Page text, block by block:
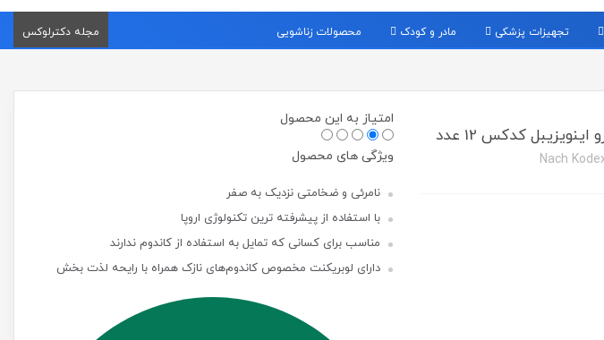
تجهیزات پزشکی مادر و کودک محصولات زناشویی مجله دکترلوکس
کدکس 12 عدد
Nach
امتیاز به این محصول
ویژگی های محصول
نامرئی و ضخامتی نزدیک به صفر
با استفاده از پیشرفته ترین تکنولوژی اروپا
مناسب برای کسانی که تمایل به استفاده از کاندوم ندارند
دارای لوبریکنت مخصوص کاندوم‌های نازک همراه با رایحه لذت بخش